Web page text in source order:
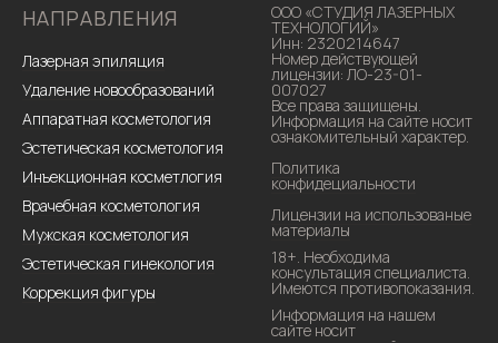
НАПРАВЛЕНИЯ
Лазерная эпиляция
Удаление новообразований
Аппаратная косметология
Эстетическая косметология
Инъекционная косметлогия
Врачебная косметология
Мужская косметология
Эстетическая гинекология
Коррекция фигуры
ООО «СТУДИЯ ЛАЗЕРНЫХ
ТЕХНОЛОГИЙ»
Инн: 2320214647
Номер действующей
лицензии: ЛО-23-01-
007027
Все права защищены.
Информация на сайте носит
ознакомительный характер.
Политика
конфидециальности
Лицензии на использованые
материалы
18+. Необходима
консультация специалиста.
Имеются противопоказания.
Информация на нашем
сайте носит